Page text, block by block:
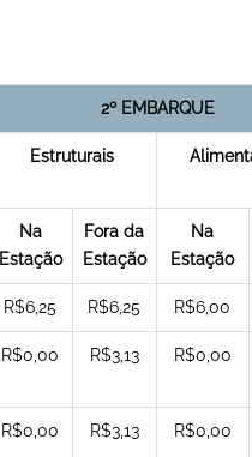
2º EMBARQUE
Estruturais
Na
Estação
Fora da
Estação
Na
Estação
R$6,25 R$6,25 R$6,00
R$0,00 R$3,13 R$0,00
R$0,00 R$3,13 R$0,00